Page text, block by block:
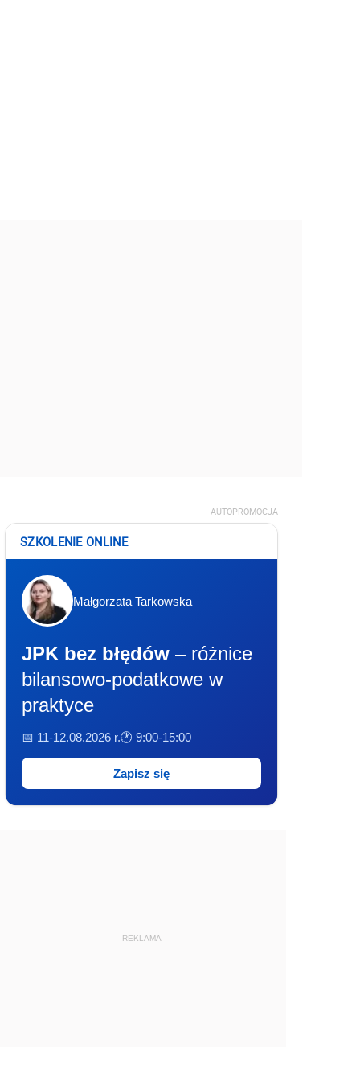
AUTOPROMOCJA
SZKOLENIE ONLINE
Małgorzata Tarkowska
JPK bez błędów – różnice
bilansowo-podatkowe w
praktyce
📅 11-12.08.2026 r.🕐 9:00-15:00
Zapisz się
REKLAMA